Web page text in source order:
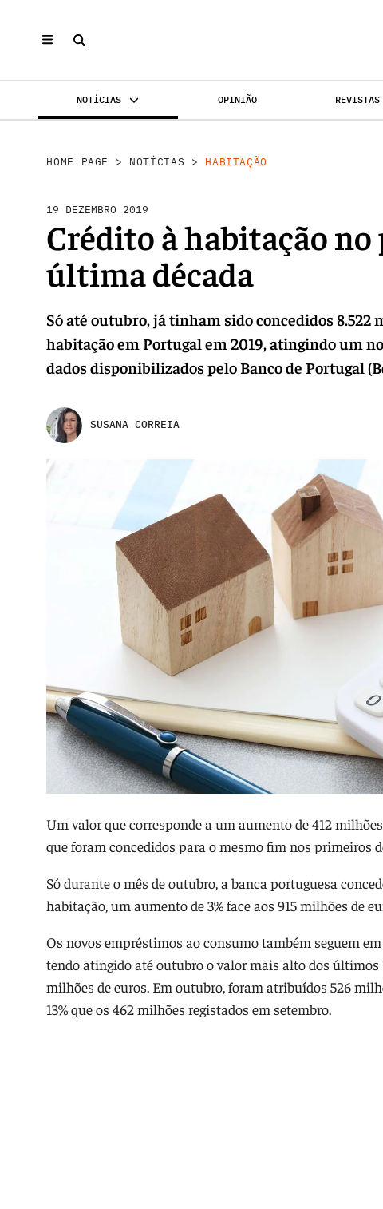
NOTÍCIAS OPINIÃO REVISTAS
HOME PAGE > NOTÍCIAS > HABITAÇÃO
19 DEZEMBRO 2019
Crédito à habitação
última década
Só até outubro, já tinham sido concedidos
habitação em Portugal em 2019, atingindo um
dados disponibilizados pelo Banco de Portugal
SUSANA CORREIA
Um valor que corresponde a um aumento de 412
que foram concedidos para o mesmo fim nos primeiros
Só durante o mês de outubro, a banca portuguesa
habitação, um aumento de 3% face aos 915 milhões de
Os novos empréstimos ao consumo também seguem
tendo atingido até outubro o valor mais alto dos últimos
milhões de euros. Em outubro, foram atribuídos 526
13% que os 462 milhões registados em setembro.